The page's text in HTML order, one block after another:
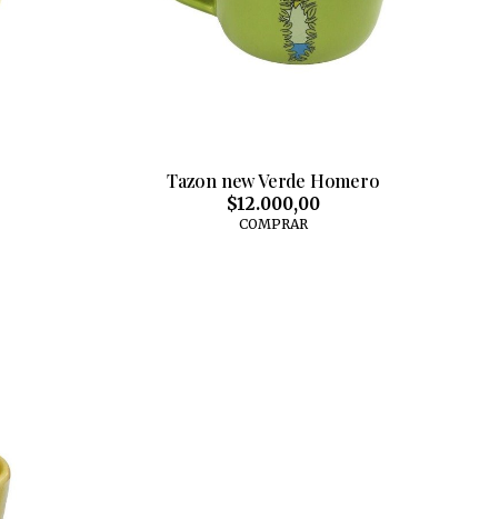
Tazon new Verde Homero
$12.000,00
COMPRAR